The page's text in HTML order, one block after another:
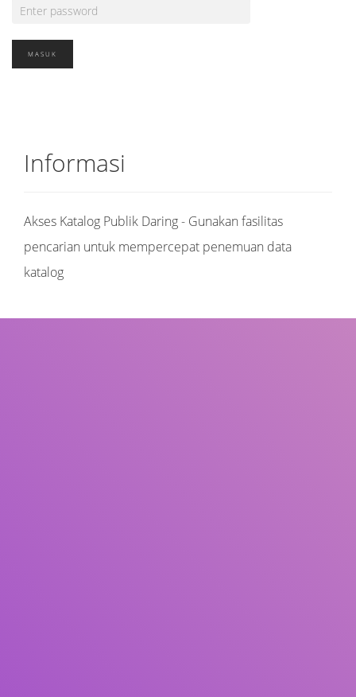
Informasi
Akses Katalog Publik Daring - Gunakan fasilitas
pencarian untuk mempercepat penemuan data
katalog